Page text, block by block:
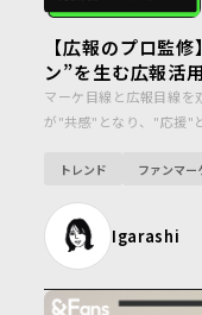
【広報のプロ監
ン”を生む広報活
マーケ目線と広報目線を
が"共感"となり、"応援"
らマーケ×広報の新しい
トレンド ファンマー
Igarashi